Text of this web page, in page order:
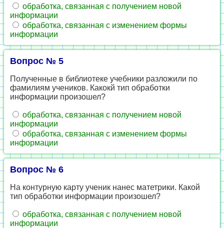
обработка, связанная с получением новой
информации
обработка, связанная с изменением формы
информации
Вопрос № 5
Полученные в библиотеке учебники разложили по
фамилиям учеников. Какокй тип обработки
информации произошел?
обработка, связанная с получением новой
информации
обработка, связанная с изменением формы
информации
Вопрос № 6
На контурную карту ученик нанес матетрики. Какой
тип обработки информации произошел?
обработка, связанная с получением новой
информации